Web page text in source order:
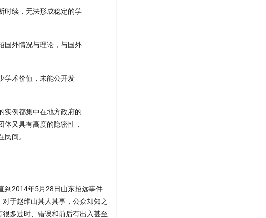
时续，无法形成稳定的学
国外情况与理论，与国外
学术价值，未能公开发
实例都集中在地方政府的
又具有高度的隐密性，
间。
到2014年5月28日山东招远事件
于赵维山其人其事，公众却知之
多过时、错误和前后有出入甚至